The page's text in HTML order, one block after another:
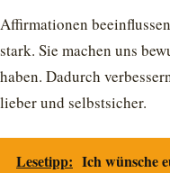
Affirmationen
stark. Sie machen uns
haben. Dadurch
lieber und selbstsicher.
Lesetipp: Ich wünsche